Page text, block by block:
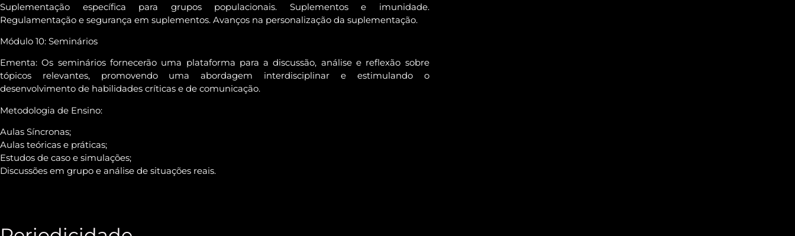
Suplementação específica para grupos populacionais. Suplementos e imunidade.
Regulamentação e segurança em suplementos. Avanços na personalização da suplementação.
Módulo 10: Seminários
Ementa: Os seminários fornecerão uma plataforma para a discussão, análise e reflexão sobre
tópicos relevantes, promovendo uma abordagem interdisciplinar e estimulando o
desenvolvimento de habilidades críticas e de comunicação.
Metodologia de Ensino:
Aulas Síncronas;
Aulas teóricas e práticas;
Estudos de caso e simulações;
Discussões em grupo e análise de situações reais.